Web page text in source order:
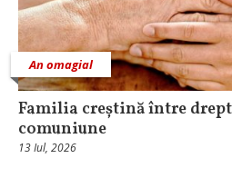
An omagial
Familia creștină între
comuniune
13 Iul, 2026